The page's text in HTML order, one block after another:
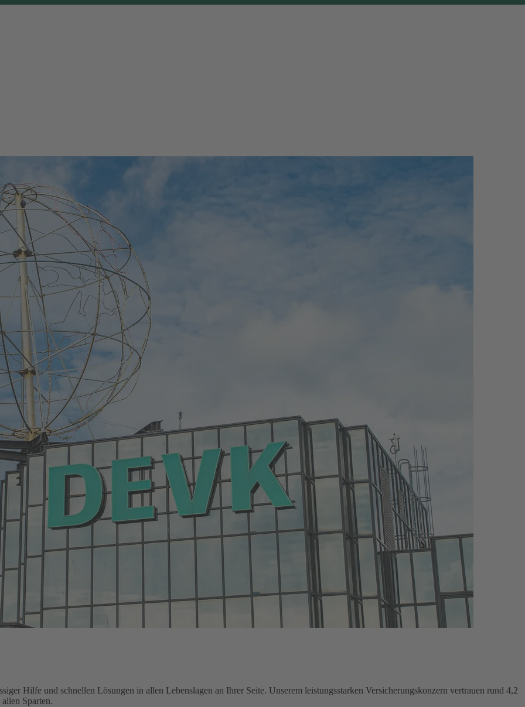
Hilfe und schnellen Lösungen in allen Lebenslagen an Ihrer Seite. Unserem leistungsstarken Versicherungskonzern vertrauen rund 4,2
Sparten.